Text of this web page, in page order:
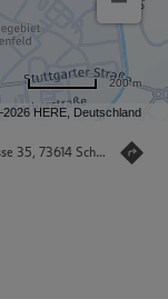
HERE, Deutschland
200 m
73614 Schorndorf